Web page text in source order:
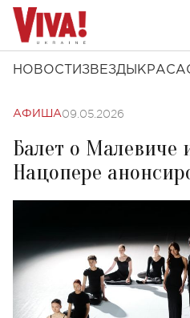
НОВОСТИ ЗВЕЗДЫ КРАСА
АФИША09.05.2026
Балет о Малевиче
Нацопере